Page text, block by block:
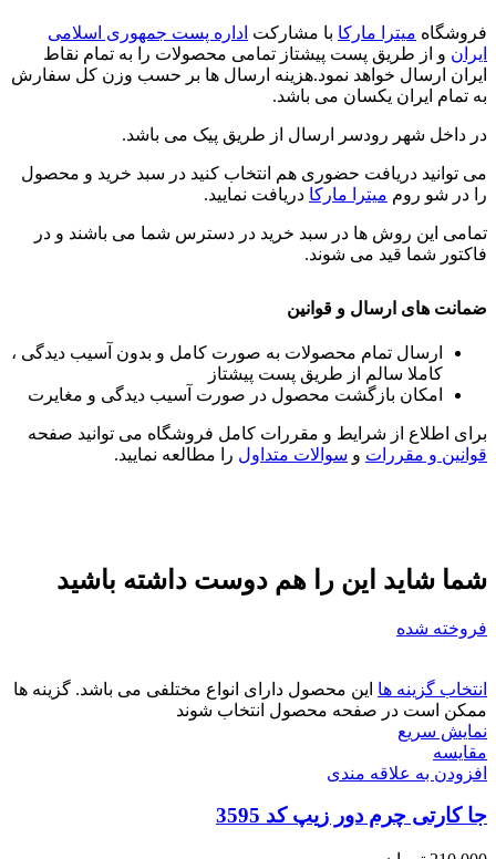
فروشگاه میترا مارکا با مشارکت اداره پست جمهوری اسلامی
ایران و از طریق پست پیشتاز تمامی محصولات را به تمام نقاط
ایران ارسال خواهد نمود.هزینه ارسال ها بر حسب وزن کل سفارش
به تمام ایران یکسان می باشد.
در داخل شهر رودسر ارسال از طریق پیک می باشد.
می توانید دریافت حضوری هم انتخاب کنید در سبد خرید و محصول
را در شو روم میترا مارکا دریافت نمایید.
تمامی این روش ها در سبد خرید در دسترس شما می باشند و در
فاکتور شما قید می شوند.
ضمانت های ارسال و قوانین
ارسال تمام محصولات به صورت کامل و بدون آسیب دیدگی ،
کاملا سالم از طریق پست پیشتاز
امکان بازگشت محصول در صورت آسیب دیدگی و مغایرت
برای اطلاع از شرایط و مقررات کامل فروشگاه می توانید صفحه
قوانین و مقررات و سوالات متداول را مطالعه نمایید.
شما شاید این را هم دوست داشته باشید
فروخته شده
انتخاب گزینه ها این محصول دارای انواع مختلفی می باشد. گزینه ها
ممکن است در صفحه محصول انتخاب شوند
نمایش سریع
مقايسه
افزودن به علاقه مندی
جا کارتی چرم دور زیپ کد 3595